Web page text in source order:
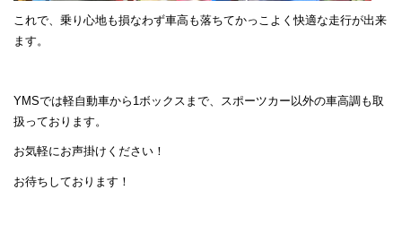
これで、乗り心地も損なわず車高も落ちてかっこよく快適な走行が出来
ます。
YMSでは軽自動車から1ボックスまで、スポーツカー以外の車高調も取
扱っております。
お気軽にお声掛けください！
お待ちしております！